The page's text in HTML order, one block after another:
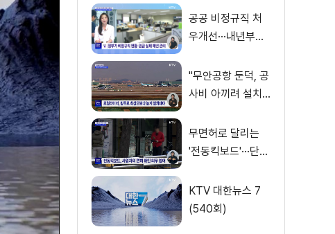
공공 비정규직 처
우개선···내년부터
스의 맥]
"무안공항 둔덕, 공
사비 아끼려 설치···
무면허로 달리는
'전동킥보드'···단속
KTV 대한뉴스 7
(540회)